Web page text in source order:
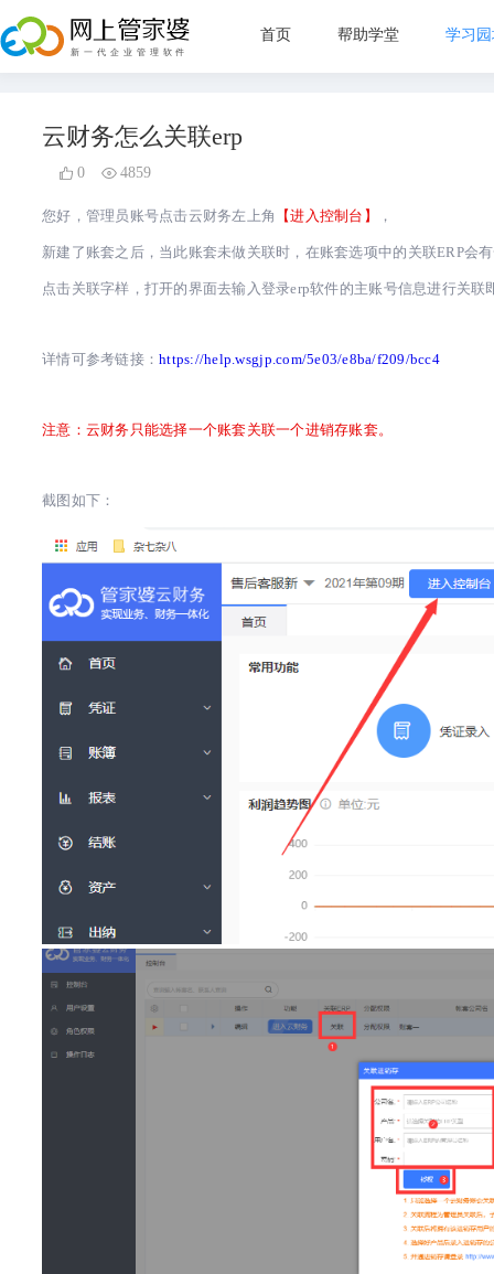
首页 帮助学堂 学习
云财务怎么关联erp
0 4859
您好，管理员账号点击云财务左上角 【进入控制台】 ，
新建了账套之后，当此账套未做关联时，在账套选项中的关联ERP会
点击关联字样，打开的界面去输入登录erp软件的主账号信息进行关联
详情可参考链接：https://help.wsgjp.com/5e03/e8ba/f209/bcc4
注意：云财务只能选择一个账套关联一个进销存账套。
截图如下：